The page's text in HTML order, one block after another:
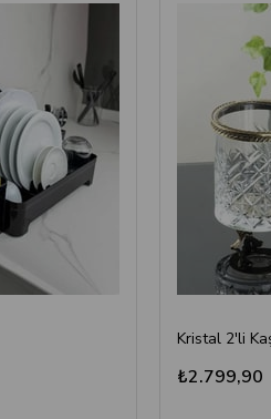
Kristal 2'li
₺2.799,90